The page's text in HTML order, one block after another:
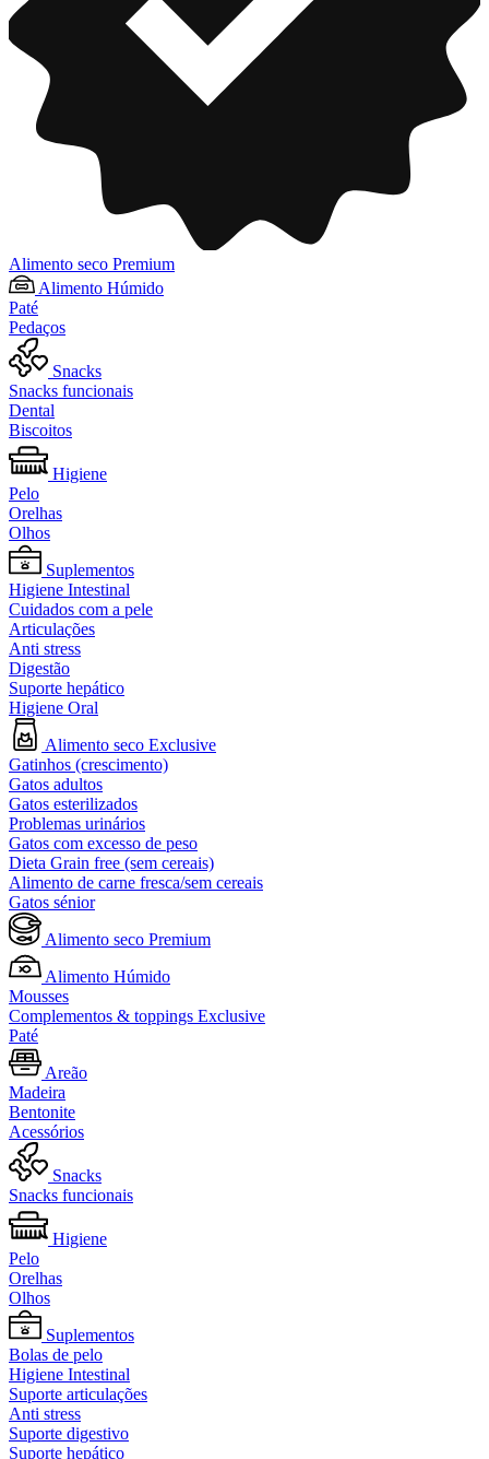
Alimento seco Premium
Alimento Húmido
Paté
Pedaços
Snacks
Snacks funcionais
Dental
Biscoitos
Higiene
Pelo
Orelhas
Olhos
Suplementos
Higiene Intestinal
Cuidados com a pele
Articulações
Anti stress
Digestão
Suporte hepático
Higiene Oral
Alimento seco Exclusive
Gatinhos (crescimento)
Gatos adultos
Gatos esterilizados
Problemas urinários
Gatos com excesso de peso
Dieta Grain free (sem cereais)
Alimento de carne fresca/sem cereais
Gatos sénior
Alimento seco Premium
Alimento Húmido
Mousses
Complementos & toppings Exclusive
Paté
Areão
Madeira
Bentonite
Acessórios
Snacks
Snacks funcionais
Higiene
Pelo
Orelhas
Olhos
Suplementos
Bolas de pelo
Higiene Intestinal
Suporte articulações
Anti stress
Suporte digestivo
Suporte hepático